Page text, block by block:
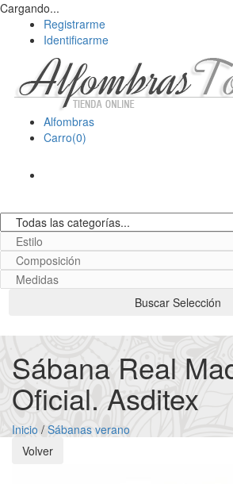
Cargando...
Registrarme
Identificarme
Alfombras
Carro(0)
Sábana Real
Oficial. Asditex
Inicio / Sábanas verano